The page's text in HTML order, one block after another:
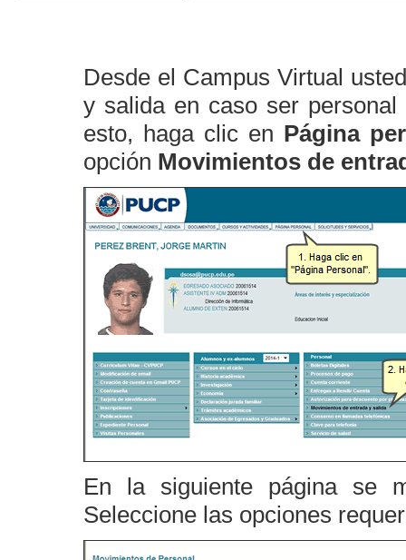
Desde el Campus Virtual
y salida en caso ser
esto, haga clic en Página
opción Movimientos de
En la siguiente página se
Seleccione las opciones